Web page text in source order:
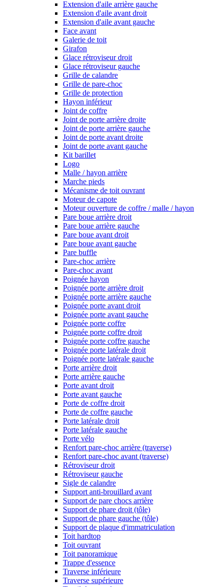
Extension d'aile arrière gauche
Extension d'aile avant droit
Extension d'aile avant gauche
Face avant
Galerie de toit
Girafon
Glace rétroviseur droit
Glace rétroviseur gauche
Grille de calandre
Grille de pare-choc
Grille de protection
Hayon inférieur
Joint de coffre
Joint de porte arrière droite
Joint de porte arrière gauche
Joint de porte avant droite
Joint de porte avant gauche
Kit barillet
Logo
Malle / hayon arrière
Marche pieds
Mécanisme de toit ouvrant
Moteur de capote
Moteur ouverture de coffre / malle / hayon
Pare boue arrière droit
Pare boue arrière gauche
Pare boue avant droit
Pare boue avant gauche
Pare buffle
Pare-choc arrière
Pare-choc avant
Poignée hayon
Poignée porte arrière droit
Poignée porte arrière gauche
Poignée porte avant droit
Poignée porte avant gauche
Poignée porte coffre
Poignée porte coffre droit
Poignée porte coffre gauche
Poignée porte latérale droit
Poignée porte latérale gauche
Porte arrière droit
Porte arrière gauche
Porte avant droit
Porte avant gauche
Porte de coffre droit
Porte de coffre gauche
Porte latérale droit
Porte latérale gauche
Porte vélo
Renfort pare-choc arrière (traverse)
Renfort pare-choc avant (traverse)
Rétroviseur droit
Rétroviseur gauche
Sigle de calandre
Support anti-brouillard avant
Support de pare chocs arrière
Support de phare droit (tôle)
Support de phare gauche (tôle)
Support de plaque d'immatriculation
Toit hardtop
Toit ouvrant
Toit panoramique
Trappe d'essence
Traverse inférieure
Traverse supérieure